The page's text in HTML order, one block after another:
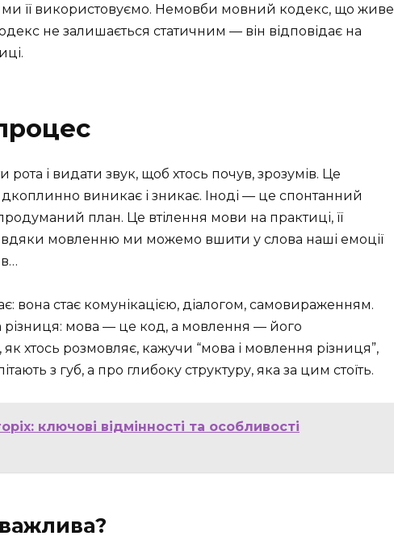
ми її використовуємо. Немовби мовний кодекс, що живе
не залишається статичним — він відповідає на
і видати звук, щоб хтось почув, зрозумів. Це
виникає і зникає. Іноді — це спонтанний
план. Це втілення мови на практиці, її
мовленню ми можемо вшити у слова наші емоції
вона стає комунікацією, діалогом, самовираженням.
різниця: мова — це код, а мовлення — його
хтось розмовляє, кажучи “мова і мовлення різниця”,
з губ, а про глибоку структуру, яка за цим стоїть.
ключові відмінності та особливості